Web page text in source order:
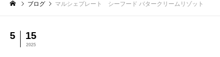
ブログ マルシェプレート シーフード バタークリームリゾット
5 15
2025